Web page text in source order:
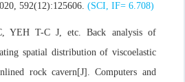
592(12):125606.(SCI, IF= 6.708)
YEH T-C J, etc.Back analysis of
spatial distribution of viscoelastic
rock cavern[J].Computers and